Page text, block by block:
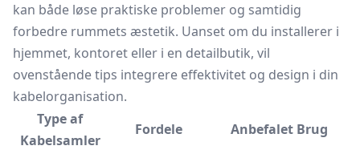
kan både løse praktiske problemer og samtidig
forbedre rummets æstetik. Uanset om du installerer i
hjemmet, kontoret eller i en detailbutik, vil
ovenstående tips integrere effektivitet og design i din
kabelorganisation.
Type af
Kabelsamler
Fordele Anbefalet Brug